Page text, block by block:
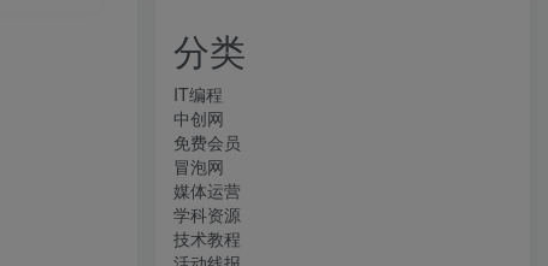
分类
IT编程
中创网
免费会员
冒泡网
媒体运营
学科资源
技术教程